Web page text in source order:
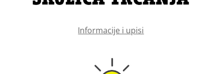
Informacije i upisi